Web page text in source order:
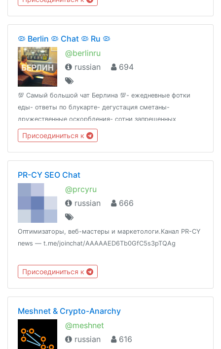
🦠 Berlin 🦠 Chat 🦠 Ru 🦠
@berlinru
russian
694
💯 Самый большой чат Берлина 💯- ежедневные фотки
еды- ответы по блукарте- дегустация сметаны-
дружественные оскорбления- сотни запрещенных
стикеров- равноправие- #берлингобухать- зубы Катси
(оставшиеся)https://github.com/ru-de/faq
Присоединиться к
PR-CY SEO Chat
@prcyru
russian
666
Оптимизаторы, веб-мастеры и маркетологи.Канал PR-CY
news — t.me/joinchat/AAAAAED6Tb0GfC5s3pTQAg
Присоединиться к
Meshnet & Crypto-Anarchy
@meshnet
russian
616